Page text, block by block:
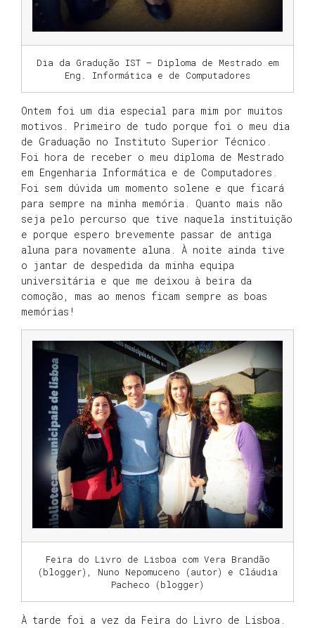
Dia da Gradução IST – Diploma de Mestrado em
Eng. Informática e de Computadores
Ontem foi um dia especial para mim por muitos
motivos. Primeiro de tudo porque foi o meu dia
de Graduação no Instituto Superior Técnico.
Foi hora de receber o meu diploma de Mestrado
em Engenharia Informática e de Computadores.
Foi sem dúvida um momento solene e que ficará
para sempre na minha memória. Quanto mais não
seja pelo percurso que tive naquela instituição
e porque espero brevemente passar de antiga
aluna para novamente aluna. À noite ainda tive
o jantar de despedida da minha equipa
universitária e que me deixou à beira da
comoção, mas ao menos ficam sempre as boas
memórias!
Feira do Livro de Lisboa com Vera Brandão
(blogger), Nuno Nepomuceno (autor) e Cláudia
Pacheco (blogger)
À tarde foi a vez da Feira do Livro de Lisboa.